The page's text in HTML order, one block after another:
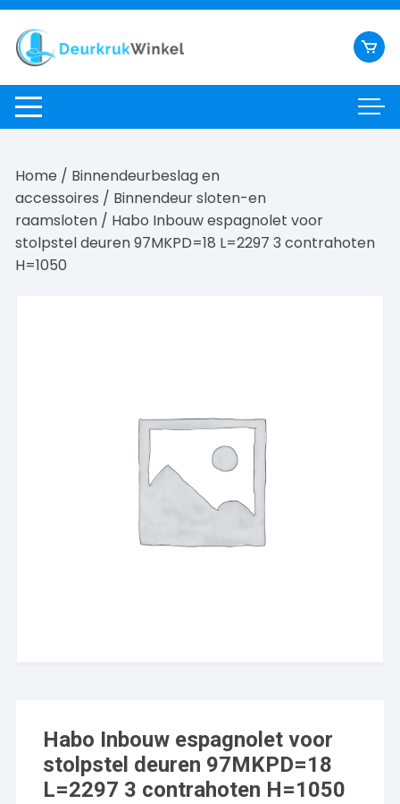
Ga
naar
inhoud
Home / Binnendeurbeslag en
accessoires / Binnendeur sloten-en
raamsloten / Habo Inbouw espagnolet voor
stolpstel deuren 97MKPD=18 L=2297 3 contrahoten
H=1050
Habo Inbouw espagnolet voor
stolpstel deuren 97MKPD=18
L=2297 3 contrahoten H=1050